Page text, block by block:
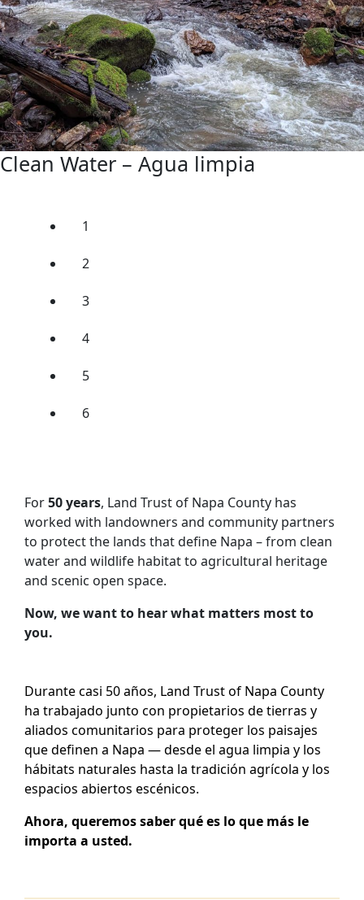
Agua limpia
1
2
3
4
5
6
For50 years, Land Trust of Napa County has
worked with landowners and community partners
to protect the lands that define Napa – from clean
water and wildlife habitat to agricultural heritage
and scenic open space.
Now, we want to hear what matters most to
you.
Durante casi 50 años, Land Trust of Napa County
ha trabajado junto con propietarios de tierras y
aliados comunitarios para proteger los paisajes
que definen a Napa — desde el agua limpia y los
hábitats naturales hasta la tradición agrícola y los
espacios abiertos escénicos.
Ahora, queremos saber qué es lo que más le
importa a usted.